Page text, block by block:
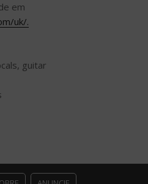
em
uk/.
guitar